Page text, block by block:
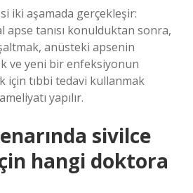
iki aşamada gerçekleşir:
apse tanısı konulduktan sonra,
anüsteki apsenin
ve yeni bir enfeksiyonun
için tıbbi tedavi kullanmak
yapılır.
sivilce
hangi doktora